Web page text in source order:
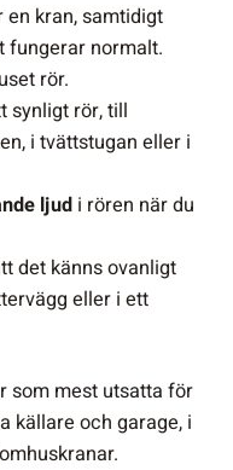
kran, samtidigt
fungerar normalt.
rör.
synligt rör, till
i tvättstugan eller i
ljudi rören när du
det känns ovanligt
eller i ett
som mest utsatta för
källare och garage, i